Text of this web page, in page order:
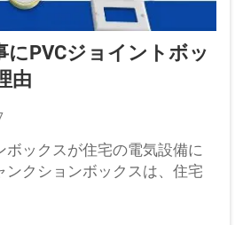
にPVCジョイントボッ
由
ボックスが住宅の電気設備に
ンクションボックスは、住宅
保するのに役立ちます。照
製品を正常に動作させるため